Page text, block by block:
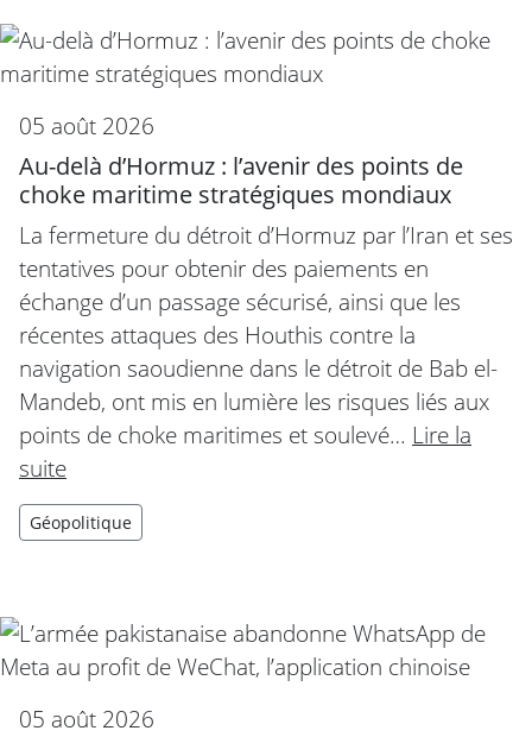
05 août 2026
Au-delà d’Hormuz : l’avenir des points de
choke maritime stratégiques mondiaux
La fermeture du détroit d’Hormuz par l’Iran et ses
tentatives pour obtenir des paiements en
échange d’un passage sécurisé, ainsi que les
récentes attaques des Houthis contre la
navigation saoudienne dans le détroit de Bab el-
Mandeb, ont mis en lumière les risques liés aux
points de choke maritimes et soulevé… Lire la
suite
Géopolitique
05 août 2026